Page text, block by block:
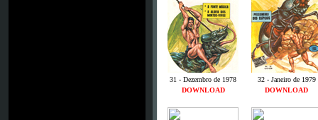
31 - Dezembro de 1978
32 - Janeiro de 1979
DOWNLOAD
DOWNLOAD